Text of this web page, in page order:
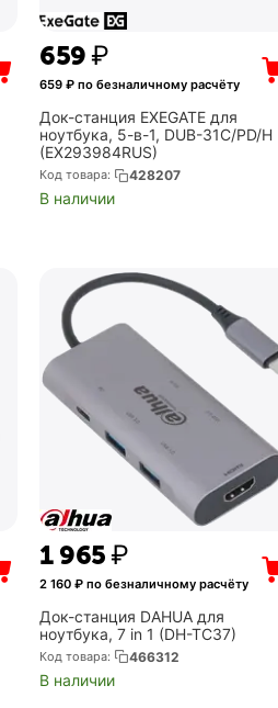
‍659‍₽
659 ₽ по безналичному расчёту
Док-станция EXEGATE для
ноутбука, 5-в-1, DUB-31C/PD/H
(EX293984RUS)
Код товара: 428207
В наличии
1 965₽
2 160 ₽ по безналичному расчёту
Док-станция DAHUA для
ноутбука, 7 in 1 (DH-TC37)
Код товара: 466312
В наличии